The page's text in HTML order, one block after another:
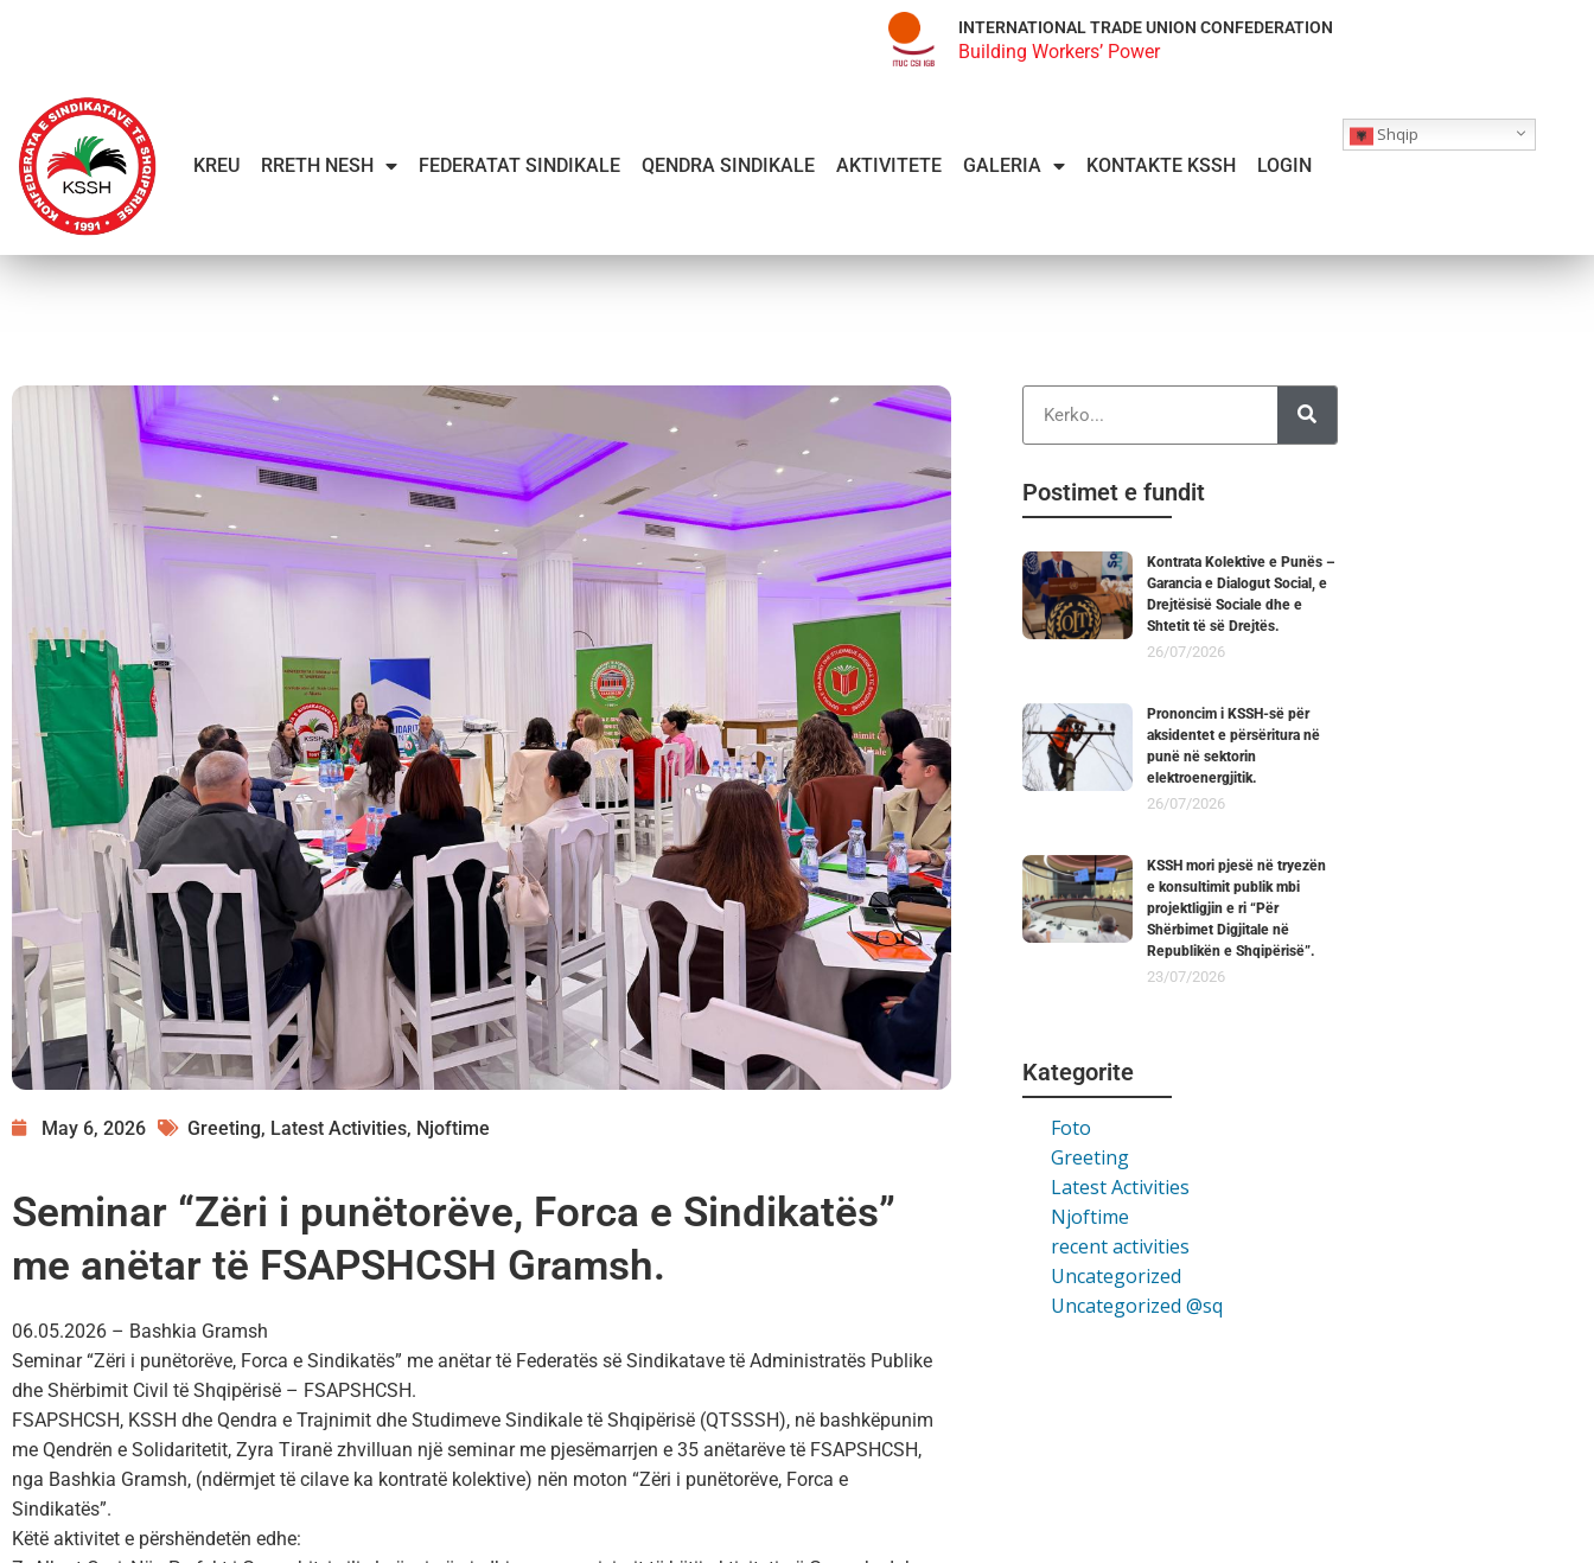
INTERNATIONAL TRADE UNION CONFEDERATION
Building Workers’ Power
KREU RRETH NESH FEDERATAT SINDIKALE QENDRA SINDIKALE AKTIVITETE GALERIA KONTAKTE KSSH LOGIN
Shqip
May 6, 2026 Greeting, Latest Activities, Njoftime
Seminar “Zëri i punëtorëve, Forca e Sindikatës”
me anëtar të FSAPSHCSH Gramsh.
06.05.2026 – Bashkia Gramsh
Seminar “Zëri i punëtorëve, Forca e Sindikatës” me anëtar të Federatës së Sindikatave të Administratës Publike
dhe Shërbimit Civil të Shqipërisë – FSAPSHCSH.
FSAPSHCSH, KSSH dhe Qendra e Trajnimit dhe Studimeve Sindikale të Shqipërisë (QTSSSH), në bashkëpunim
me Qendrën e Solidaritetit, Zyra Tiranë zhvilluan një seminar me pjesëmarrjen e 35 anëtarëve të FSAPSHCSH,
nga Bashkia Gramsh, (ndërmjet të cilave ka kontratë kolektive) nën moton “Zëri i punëtorëve, Forca e
Sindikatës”.
Këtë aktivitet e përshëndetën edhe:
Postimet e fundit
Kontrata Kolektive e Punës –
Garancia e Dialogut Social, e
Drejtësisë Sociale dhe e
Shtetit të së Drejtës.
26/07/2026
Prononcim i KSSH-së për
aksidentet e përsëritura në
punë në sektorin
elektroenergjitik.
26/07/2026
KSSH mori pjesë në tryezën
e konsultimit publik mbi
projektligjin e ri “Për
Shërbimet Digjitale në
Republikën e Shqipërisë”.
23/07/2026
Kategorite
Foto
Greeting
Latest Activities
Njoftime
recent activities
Uncategorized
Uncategorized @sq